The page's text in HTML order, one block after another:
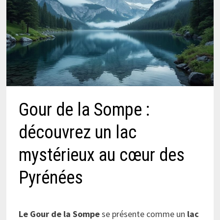
Gour de la Sompe :
découvrez un lac
mystérieux au cœur des
Pyrénées
Le Gour de la Sompese présente comme un lac